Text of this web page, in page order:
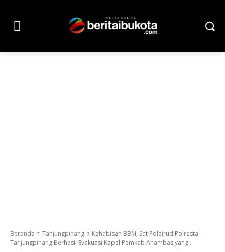
Beranda Tanjungpinang
Kehabisan BBM, Sat Polairud Polresta
Tanjungpinang Berhasil Evakuasi Kapal Pemkab Anambas yang...